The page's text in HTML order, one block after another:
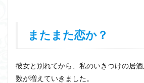
またまた恋か？
彼女と別れてから、私のいきつけの居
数が増えていきました。